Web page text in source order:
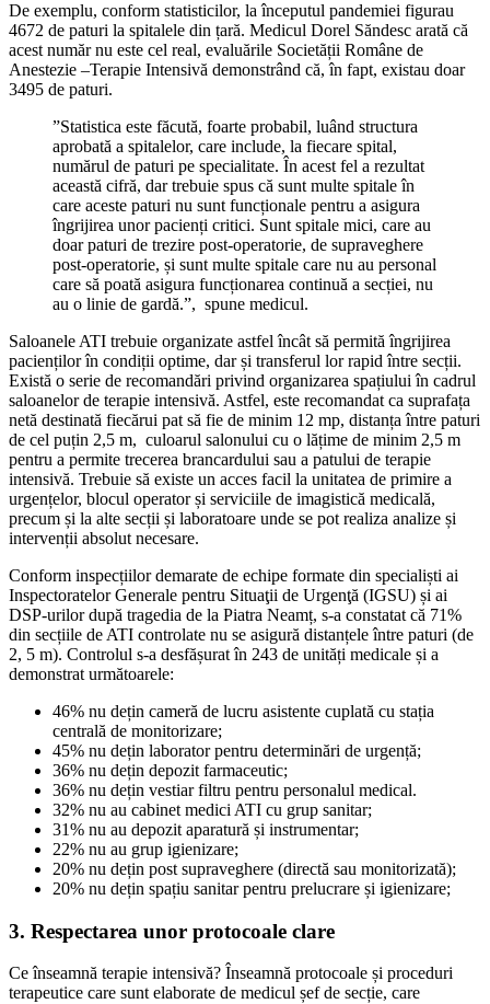
De exemplu, conform statisticilor, la începutul pandemiei figurau
4672 de paturi la spitalele din țară. Medicul Dorel Săndesc arată că
acest număr nu este cel real, evaluările Societății Române de
Anestezie –Terapie Intensivă demonstrând că, în fapt, existau doar
3495 de paturi.
”Statistica este făcută, foarte probabil, luând structura
aprobată a spitalelor, care include, la fiecare spital,
numărul de paturi pe specialitate. În acest fel a rezultat
această cifră, dar trebuie spus că sunt multe spitale în
care aceste paturi nu sunt funcționale pentru a asigura
îngrijirea unor pacienți critici. Sunt spitale mici, care au
doar paturi de trezire post-operatorie, de supraveghere
post-operatorie, și sunt multe spitale care nu au personal
care să poată asigura funcționarea continuă a secției, nu
au o linie de gardă.”, spune medicul.
Saloanele ATI trebuie organizate astfel încât să permită îngrijirea
pacienților în condiții optime, dar și transferul lor rapid între secții.
Există o serie de recomandări privind organizarea spațiului în cadrul
saloanelor de terapie intensivă. Astfel, este recomandat ca suprafața
netă destinată fiecărui pat să fie de minim 12 mp, distanța între paturi
de cel puțin 2,5 m, culoarul salonului cu o lățime de minim 2,5 m
pentru a permite trecerea brancardului sau a patului de terapie
intensivă. Trebuie să existe un acces facil la unitatea de primire a
urgențelor, blocul operator și serviciile de imagistică medicală,
precum și la alte secții și laboratoare unde se pot realiza analize și
intervenții absolut necesare.
Conform inspecțiilor demarate de echipe formate din specialiști ai
Inspectoratelor Generale pentru Situaţii de Urgenţă (IGSU) și ai
DSP-urilor după tragedia de la Piatra Neamț, s-a constatat că 71%
din secțiile de ATI controlate nu se asigură distanțele între paturi (de
2, 5 m). Controlul s-a desfășurat în 243 de unități medicale și a
demonstrat următoarele:
46% nu dețin cameră de lucru asistente cuplată cu stația
centrală de monitorizare;
45% nu dețin laborator pentru determinări de urgență;
36% nu dețin depozit farmaceutic;
36% nu dețin vestiar filtru pentru personalul medical.
32% nu au cabinet medici ATI cu grup sanitar;
31% nu au depozit aparatură și instrumentar;
22% nu au grup igienizare;
20% nu dețin post supraveghere (directă sau monitorizată);
20% nu dețin spațiu sanitar pentru prelucrare și igienizare;
3. Respectarea unor protocoale clare
Ce înseamnă terapie intensivă? Înseamnă protocoale și proceduri
terapeutice care sunt elaborate de medicul șef de secție, care